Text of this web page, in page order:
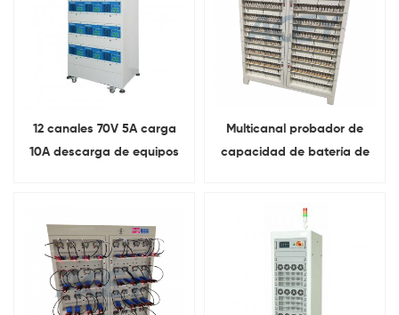
12 canales 70V 5A carga
10A descarga de equipos
Multicanal probador de
capacidad de batería de